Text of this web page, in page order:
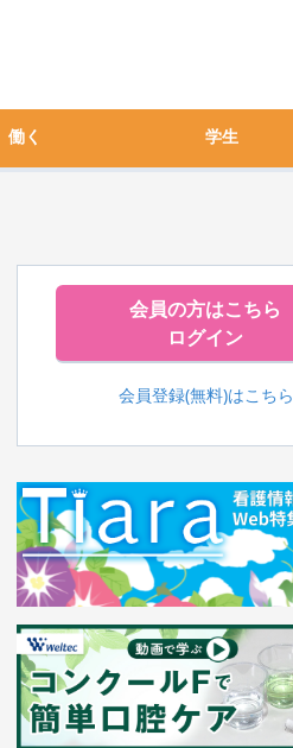
働く 学生
会員の方はこちら
ログイン
会員登録(無料)はこちら